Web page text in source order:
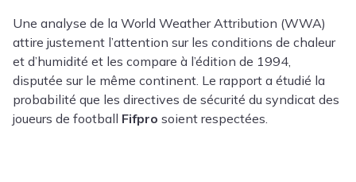
Une analyse de la World Weather Attribution (WWA)
attire justement l’attention sur les conditions de chaleur
et d’humidité et les compare à l’édition de 1994,
disputée sur le même continent. Le rapport a étudié la
probabilité que les directives de sécurité du syndicat des
joueurs de football Fifpro soient respectées.